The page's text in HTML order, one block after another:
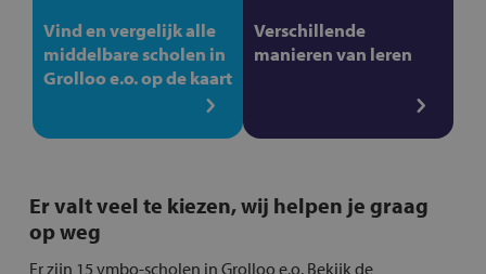
Vind en vergelijk alle
middelbare scholen in
Grolloo e.o. op de kaart
Verschillende
manieren van leren
Er valt veel te kiezen, wij helpen je graag
op weg
Er zijn 15 vmbo-scholen in Grolloo e.o. Bekijk de